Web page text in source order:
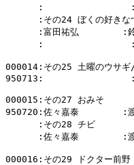
:
:その24 ぼくの好きな
:富田祐弘        :
:
000014:その25 土曜のウサ
950713:
000015:その27 おみそ
950720:佐々嘉泰        :
      :その28 チビ
:佐々嘉泰        :
000016:その29 ドクター前野